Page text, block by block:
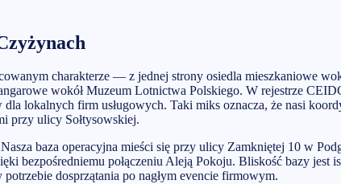
charakterze — z jednej strony osiedla mieszkaniowe
wokół Muzeum Lotnictwa Polskiego. W rejestrze
dla lokalnych firm usługowych. Taki miks oznacza, że nasi
przy ulicy Sołtysowskiej.
baza operacyjna mieści się przy ulicy Zamkniętej 10 w
bezpośredniemu połączeniu Aleją Pokoju. Bliskość bazy
dosprzątania po nagłym evencie firmowym.